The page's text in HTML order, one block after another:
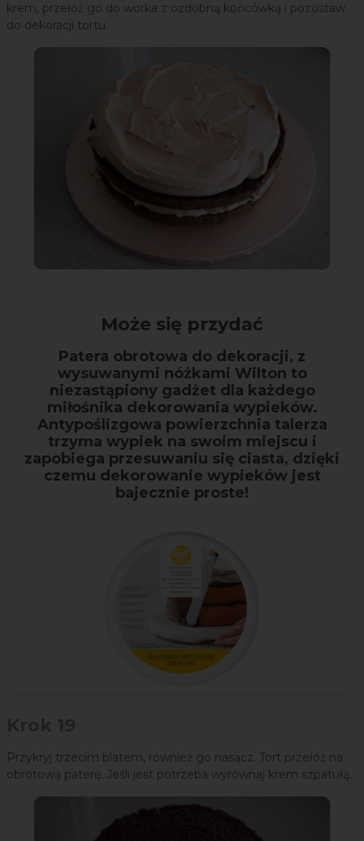
krem, przełóż go do worka z ozdobną końcówką i pozostaw
do dekoracji tortu.
Może się przydać
Patera obrotowa do dekoracji, z
wysuwanymi nóżkami Wilton to
niezastąpiony gadżet dla każdego
miłośnika dekorowania wypieków.
Antypoślizgowa powierzchnia talerza
trzyma wypiek na swoim miejscu i
zapobiega przesuwaniu się ciasta, dzięki
czemu dekorowanie wypieków jest
bajecznie proste!
Przykryj trzecim blatem, również go nasącz. Tort przełóż na
obrotową paterę. Jeśli jest potrzeba wyrównaj krem szpatułą.